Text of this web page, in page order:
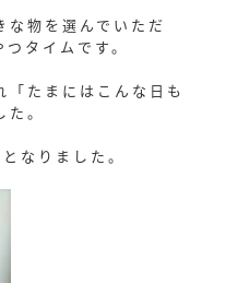
な物を選んでいただ
タイムです。
「たまにはこんな日も
。
なりました。